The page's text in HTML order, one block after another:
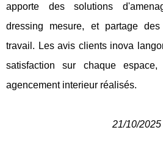
apporte des solutions
dressing mesure, et partage
travail. Les avis clients inova
satisfaction sur chaque
agencement interieur réalisés.
21/10/